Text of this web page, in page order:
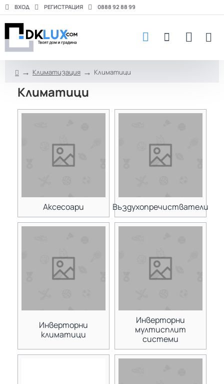
ВХОД РЕГИСТРАЦИЯ 0888 92 88 99
o
m
e
Климатизация Климатици
Климатици
Аксесоари Въздухопречистватели
Инверторни
климатици
Инверторни
мултисплит
системи